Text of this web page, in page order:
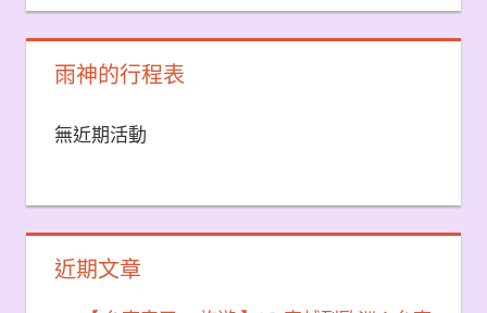
雨神的行程表
無近期活動
近期文章